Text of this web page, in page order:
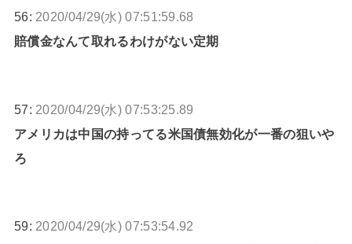
56: 2020/04/29(水) 07:51:59.68
賠償金なんて取れるわけがない定期
57: 2020/04/29(水) 07:53:25.89
アメリカは中国の持ってる米国債無効化が一番の狙いや
ろ
59: 2020/04/29(水) 07:53:54.92